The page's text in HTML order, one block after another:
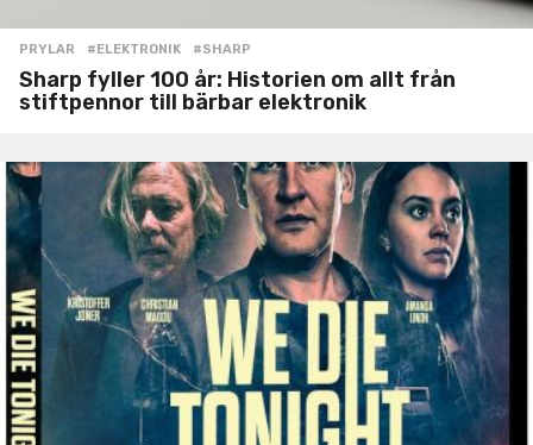
PRYLAR #ELEKTRONIK ,#SHARP
Sharp fyller 100 år: Historien om allt från
stiftpennor till bärbar elektronik